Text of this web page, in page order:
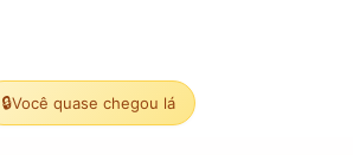
🔒Você quase chegou lá